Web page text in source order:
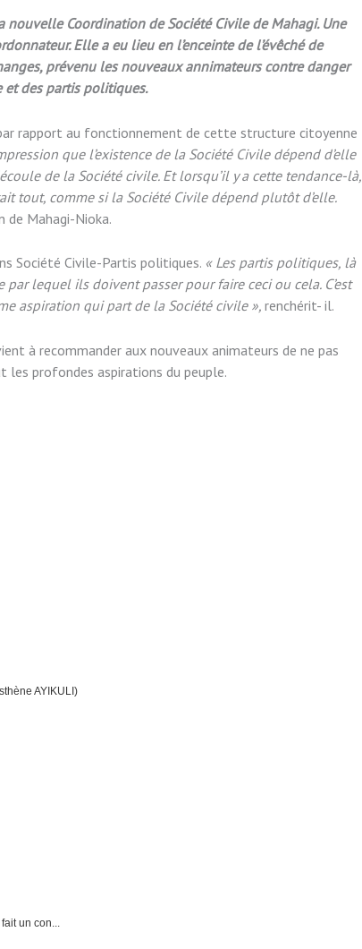
Coordination de Société Civile de Mahagi. Une
Elle a eu lieu en l’enceinte de l’évêché de
prévenu les nouveaux annimateurs contre danger
et des partis politiques.
rapport au fonctionnement de cette structure citoyenne
que l’existence de la Société Civile dépend d’elle
de la Société civile. Et lorsqu’il y a cette tendance-là,
tout, comme si la Société Civile dépend plutôt d’elle.
de Mahagi-Nioka.
Société Civile-Partis politiques. « Les partis politiques, là
lequel ils doivent passer pour faire ceci ou cela. C’est
aspiration qui part de la Société civile »,renchérit- il.
à recommander aux nouveaux animateurs de ne pas
les profondes aspirations du peuple.
AYIKULI)
un con...